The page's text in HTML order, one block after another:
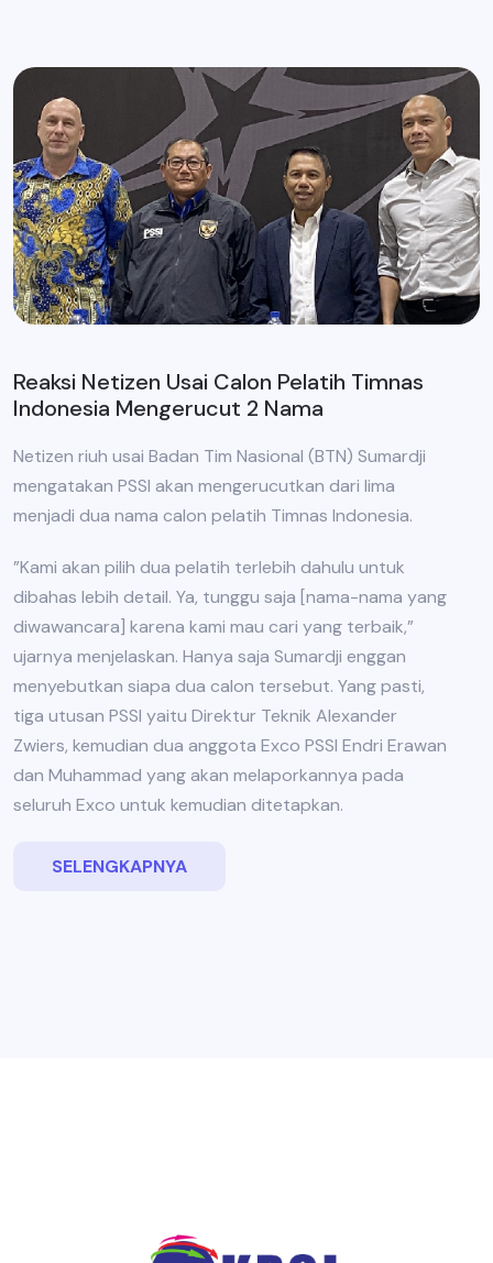
Reaksi Netizen Usai Calon Pelatih Timnas
Indonesia Mengerucut 2 Nama
Netizen riuh usai Badan Tim Nasional (BTN) Sumardji
mengatakan PSSI akan mengerucutkan dari lima
menjadi dua nama calon pelatih Timnas Indonesia.
”Kami akan pilih dua pelatih terlebih dahulu untuk
dibahas lebih detail. Ya, tunggu saja [nama-nama yang
diwawancara] karena kami mau cari yang terbaik,”
ujarnya menjelaskan. Hanya saja Sumardji enggan
menyebutkan siapa dua calon tersebut. Yang pasti,
tiga utusan PSSI yaitu Direktur Teknik Alexander
Zwiers, kemudian dua anggota Exco PSSI Endri Erawan
dan Muhammad yang akan melaporkannya pada
seluruh Exco untuk kemudian ditetapkan.
SELENGKAPNYA